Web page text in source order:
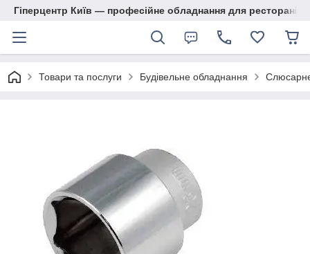
Гіперцентр Київ — професійне обладнання для ресторанів,
Товари та послуги Будівельне обладнання